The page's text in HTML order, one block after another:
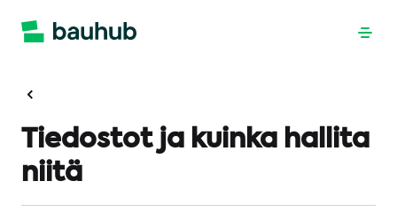
Tiedostot ja kuinka hallita
niitä